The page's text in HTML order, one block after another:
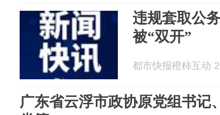
违规套取公
被“双开”
都市快报橙柿互动
广东省云浮市政协原党组书记